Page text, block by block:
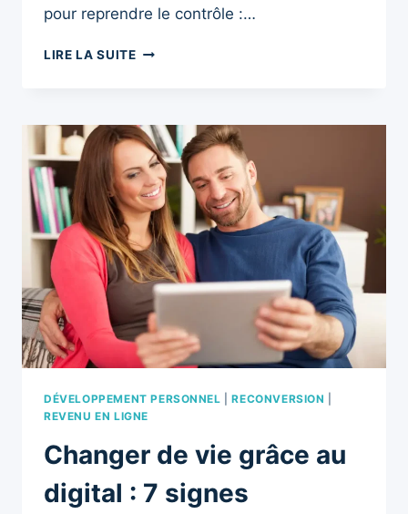
pour reprendre le contrôle :…
LIRE LA SUITELA
LA
MÉTHODE
ULTIME
POUR
GÉRER
VOTRE
BUDGET
ET
FINANCER
VOS
PROJETS
DÉVELOPPEMENT PERSONNEL |RECONVERSION
REVENU EN LIGNE
Changer de vie grâce au
digital : 7 signes